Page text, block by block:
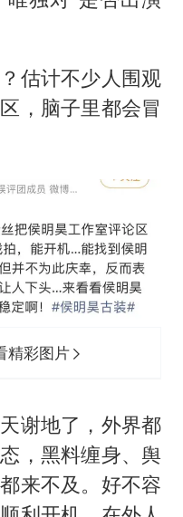
估计不少人围观
，脑子里都会冒
精彩图片
谢地了，外界都
，黑料缠身、舆
来不及。好不容